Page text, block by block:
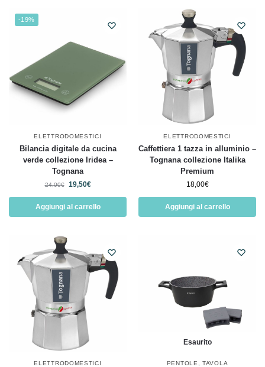
-19%
ELETTRODOMESTICI
Bilancia digitale da cucina
verde collezione Iridea –
Tognana
24,00€ 19,50€
Aggiungi al carrello
ELETTRODOMESTICI
Caffettiera 1 tazza in alluminio –
Tognana collezione Italika
Premium
18,00€
Aggiungi al carrello
ELETTRODOMESTICI
Esaurito
PENTOLE ,TAVOLA